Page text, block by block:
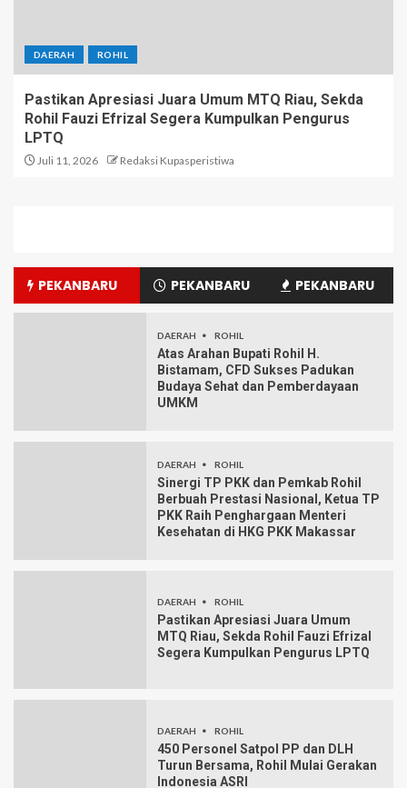
DAERAH ROHIL
Pastikan Apresiasi Juara Umum MTQ Riau, Sekda
Rohil Fauzi Efrizal Segera Kumpulkan Pengurus
LPTQ
Juli 11, 2026 Redaksi Kupasperistiwa
PEKANBARU PEKANBARU PEKANBARU
DAERAH ROHIL
Atas Arahan Bupati Rohil H.
Bistamam, CFD Sukses Padukan
Budaya Sehat dan Pemberdayaan
UMKM
DAERAH ROHIL
Sinergi TP PKK dan Pemkab Rohil
Berbuah Prestasi Nasional, Ketua TP
PKK Raih Penghargaan Menteri
Kesehatan di HKG PKK Makassar
DAERAH ROHIL
Pastikan Apresiasi Juara Umum
MTQ Riau, Sekda Rohil Fauzi Efrizal
Segera Kumpulkan Pengurus LPTQ
DAERAH ROHIL
450 Personel Satpol PP dan DLH
Turun Bersama, Rohil Mulai Gerakan
Indonesia ASRI